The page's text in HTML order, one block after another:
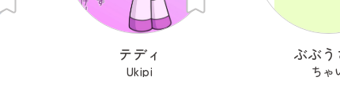
テディ
Ukipi
ぶぶう
ちゃ